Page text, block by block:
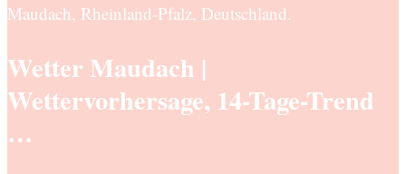
Maudach, Rheinland-Pfalz, Deutschland.
Wetter Maudach |
Wettervorhersage, 14-Tage-Trend
…